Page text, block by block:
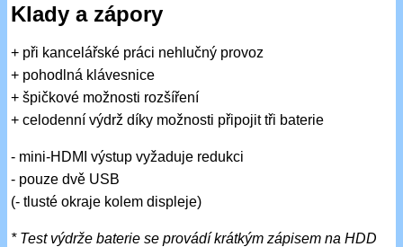
Klady a zápory
+ při kancelářské práci nehlučný provoz
+ pohodlná klávesnice
+ špičkové možnosti rozšíření
+ celodenní výdrž díky možnosti připojit tři baterie
- mini-HDMI výstup vyžaduje redukci
- pouze dvě USB
(- tlusté okraje kolem displeje)
* Test výdrže baterie se provádí krátkým zápisem na HDD